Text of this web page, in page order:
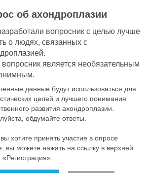
об ахондроплазии
вопросник с целью лучше
о людях, связанных с
вопросник является необязательным
данные будут использоваться для
целей и лучшего понимания
развития ахондроплазии.
обдумайте ответы.
хотите принять участие в опросе
вы можете нажать на ссылку в верхней
«Регистрация».
ВХОД EN • PT • ES • RU